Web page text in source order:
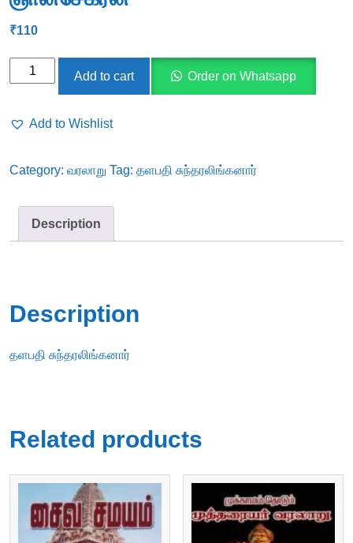
₹110
தளபதி
பேரா.தே.
quantity
Add to cart Order on Whatsapp
Add to Wishlist
Category: வரலாறு Tag: தளபதி சுந்தரலிங்கனார்
Description
Description
தளபதி சுந்தரலிங்கனார்
Related products